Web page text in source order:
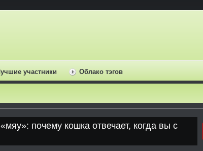
участники Облако тэгов